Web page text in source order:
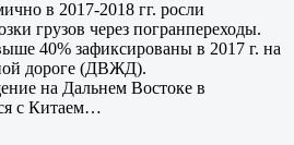
в 2017-2018 гг. росли
грузов через погранпереходы.
40% зафиксированы в 2017 г. на
дороге (ДВЖД).
на Дальнем Востоке в
с Китаем…